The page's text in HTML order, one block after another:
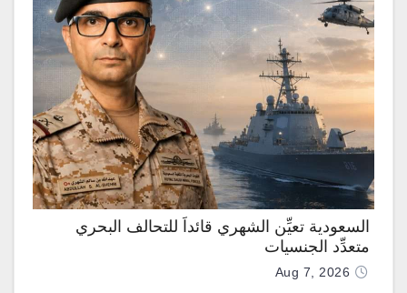
السعودية تعيِّن الشهري قائداً للتحالف البحري
متعدِّد الجنسيات
Aug 7, 2026